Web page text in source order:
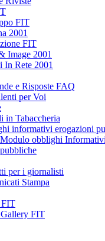
FIT
2001
FIT
Image 2001
In Rete 2001
e Risposte FAQ
per Voi
in Tabaccheria
informativi erogazioni
Modulo obblighi
pubbliche
per i giornalisti
Stampa
FIT
FIT